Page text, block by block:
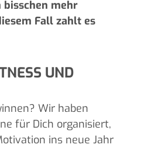
mehr
Fall zahlt es
UND
Wir haben
für Dich organisiert,
ins neue Jahr